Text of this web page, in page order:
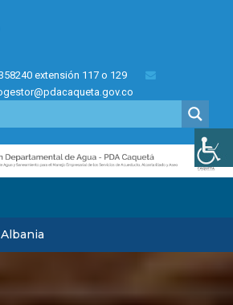
extensión 117 o 129